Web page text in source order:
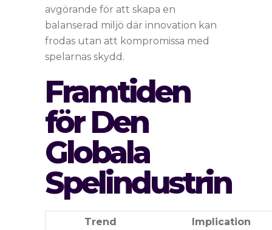
avgörande för att skapa en
balanserad miljö där innovation kan
frodas utan att kompromissa med
spelarnas skydd.
Framtiden
för Den
Globala
Spelindustrin
Trend
Implication